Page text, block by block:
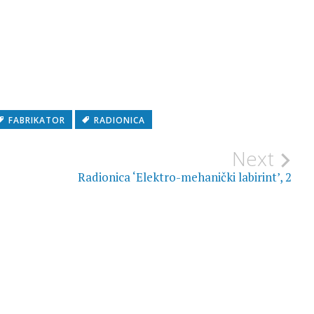
FABRIKATOR RADIONICA
Next
Radionica ‘Elektro-mehanički labirint’, 2